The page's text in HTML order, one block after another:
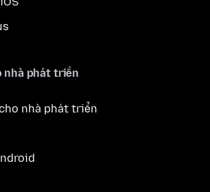
nhà phát triển
nhà phát triển